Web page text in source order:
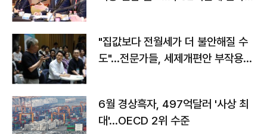
"집값보다 전월세가 더 불안해질 수
도"…전문가들, 세제개편안 부작용
6월 경상흑자, 497억달러 '사상 최
대'…OECD 2위 수준